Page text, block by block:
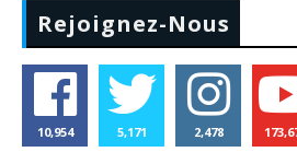
Rejoignez-Nous
10,954 5,171 2,478